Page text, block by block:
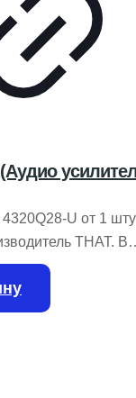
U от 1
THAT. В
на складе.